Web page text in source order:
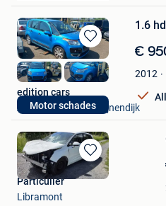
Bewaren
in
Mijn
Motor schades
1.6
€
2012
edition cars
Aarschot + Deel Begijnendijk
Bewaren
in
Particulier
Libramont